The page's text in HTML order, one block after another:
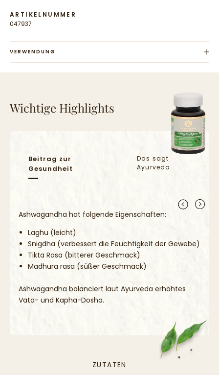
ARTIKELNUMMER
047937
VERWENDUNG
2x täglich 1 Tablette mit Wasser.
Empfohlene Tagesverzehrsmenge nicht überschreiten.
Wichtig: Nahrungsergänzungsmittel sollten nicht als Ersatz für eine
ausgewogene und abwechslungsreiche Ernährung und eine
Außerhalb der Reichweite von kleinen Kindern lagern.
Wichtige Highlights
Beitrag zur
Gesundheit
Das sagt
Ayurveda
Ashwagandha hat folgende Eigenschaften:
Laghu (leicht)
Snigdha (verbessert die Feuchtigkeit der Gewebe)
Tikta Rasa (bitterer Geschmack)
Madhura rasa (süßer Geschmack)
Ashwagandha balanciert laut Ayurveda erhöhtes
Vata- und Kapha-Dosha.
ZUTATEN